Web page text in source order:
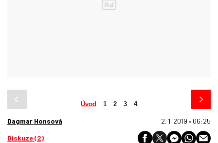
Úvod 1 2 3 4
Dagmar Honsová 2. 1. 2019 • 06:25
Diskuze (2)